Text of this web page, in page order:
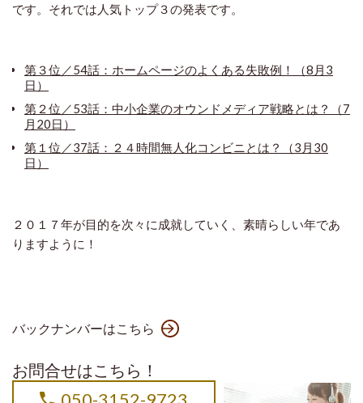
です。それでは人気トップ３の発表です。
第３位／54話：ホームページのよくある失敗例！（8月3
日）
第２位／53話：中小企業のオウンドメディア戦略とは？（7
月20日）
第１位／37話：２４時間無人化コンビニとは？（3月30
日）
２０１７年が目的を次々に成就していく、素晴らしい年であ
りますように！
バックナンバーはこちら
お問合せはこちら！